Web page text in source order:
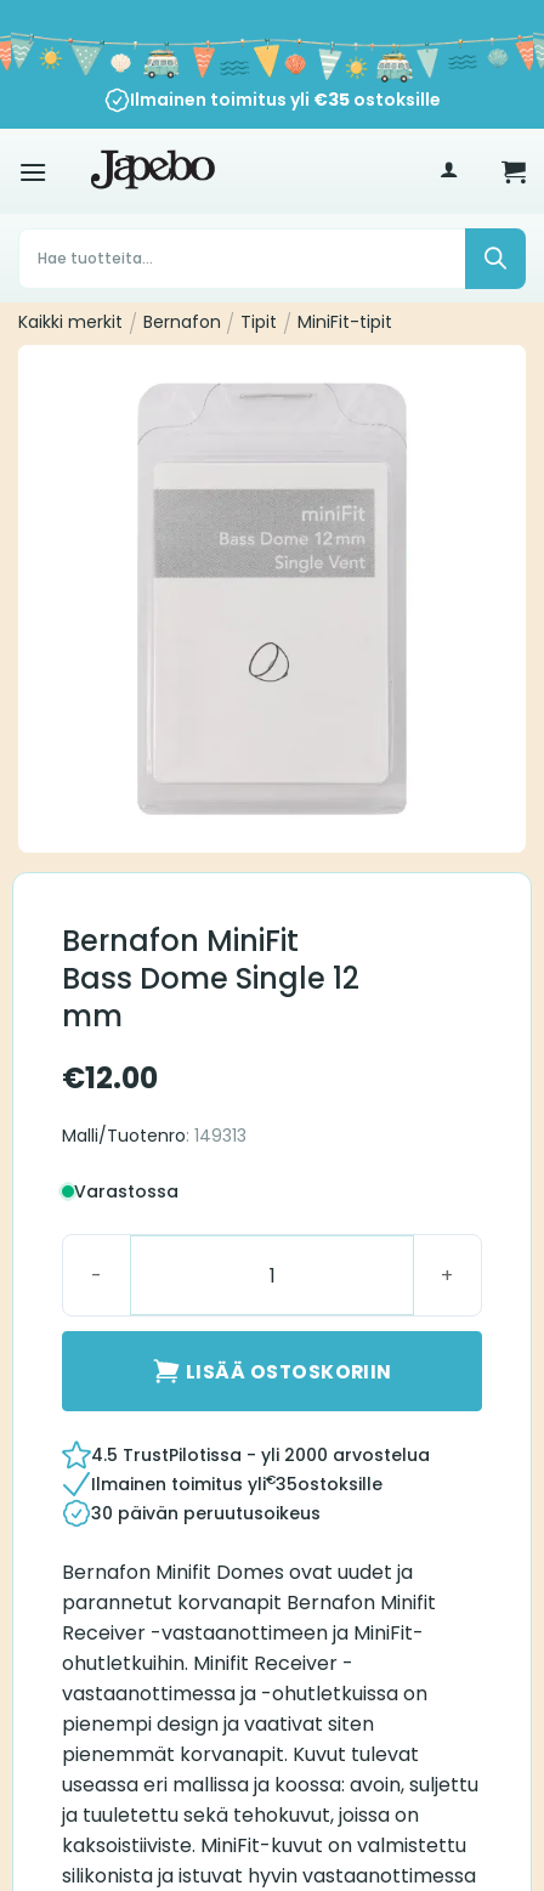
sisältöön
Ilmainen toimitus yli €35ostoksille
Products
search
Kaikki merkit / Bernafon / Tipit / MiniFit-tipit
Bernafon MiniFit
Bass Dome Single 12
mm
€12.00
Malli/Tuotenro: 149313
Varastossa
LISÄÄ OSTOSKORIIN
4.5 TrustPilotissa - yli 2000 arvostelua
Ilmainen toimitus yli€35ostoksille
30 päivän peruutusoikeus
Bernafon Minifit Domes ovat uudet ja
parannetut korvanapit Bernafon Minifit
Receiver -vastaanottimeen ja MiniFit-
ohutletkuihin. Minifit Receiver -
vastaanottimessa ja -ohutletkuissa on
pienempi design ja vaativat siten
pienemmät korvanapit. Kuvut tulevat
useassa eri mallissa ja koossa: avoin, suljettu
ja tuuletettu sekä tehokuvut, joissa on
kaksoistiiviste. MiniFit-kuvut on valmistettu
silikonista ja istuvat hyvin vastaanottimessa